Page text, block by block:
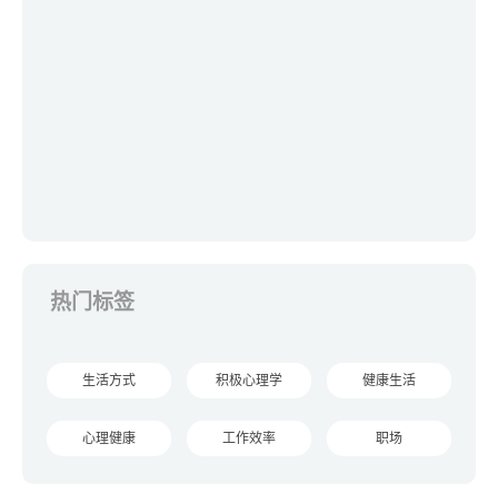
热门标签
生活方式 积极心理学 健康生活
心理健康 工作效率 职场